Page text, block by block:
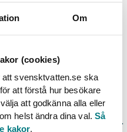
Om
(cookies)
svensktvatten.se ska
att förstå hur besökare
att godkänna alla eller
helst ändra dina val.Så
kakor.
undvika många
rent vatten även i
till en mer hållbar
ett nytt tänkande
oss vid lyxen att alltid
direkt ur kranen.